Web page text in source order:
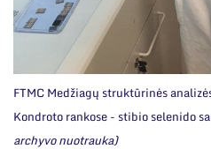
FTMC Medžiagų struktūrinės
Kondroto rankose - stibio selenido
archyvo nuotrauka)